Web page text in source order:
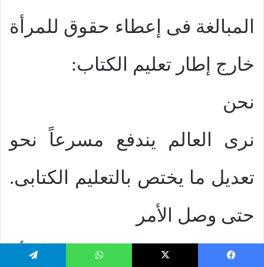
المبالغة فى إعطاء حقوق للمرأة
خارج إطار تعليم الكتاب:
نحن
نرى العالم يندفع مسرعاً نحو
تعديل ما يختص بالتعليم الكتابى.
حتى وصل الأمر
بالمدافعين عن حقوق المرأة